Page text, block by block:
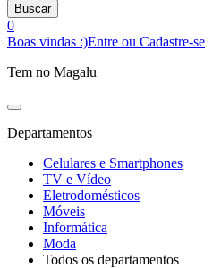
Buscar
0
Boas vindas :)Entre ou Cadastre-se
Tem no Magalu
Departamentos
Celulares e Smartphones
TV e Vídeo
Eletrodomésticos
Móveis
Informática
Moda
Todos os departamentos